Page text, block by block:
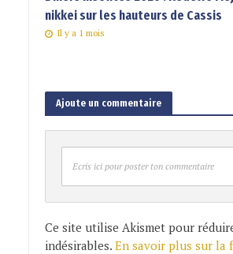
nikkei sur les hauteurs de Cassis
Il y a 1 mois
Ajoute un commentaire
Ecris ici pour poster ton commentaire
Ce site utilise Akismet pour
indésirables. En savoir plus sur la